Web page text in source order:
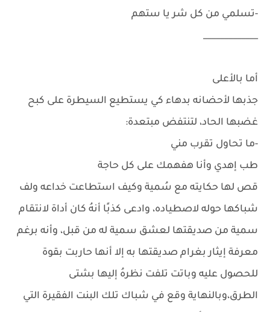
-تسلمي من كل شر يا ستهم
_____________
أما بالأعلى
جذبها لأحضانه بدهاء كي يستطيع السيطرة على كبح
غضبها الحاد، لتنتفض مبتعدة:
-ما تحاول تقرب مني
طب إهدي وأنا هفهمك على كل حاجة
قص لها حكايته مع سُمية وكيف استطاعت خداعه ولف
شباكها حوله لاصطياده، وادعى كذبًا أنهُ كان أداة لانتقام
سمية من صديقتها لعشق سمية له من قبل، وأنه برغم
معرفة إيثار بغرام صديقتها به إلا أنها حاربت بقوة
للحصول عليه وباتت تلفت نظرهُ إليها بشتى
الطرق،وبالنهاية وقع في شباك تلك البنت الفقيرة التي